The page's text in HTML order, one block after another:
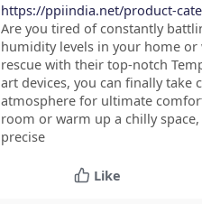
https://ppiindia.net/product-
Are you tired of constantly
humidity levels in your home or
rescue with their top-notch
art devices, you can finally
atmosphere for ultimate
room or warm up a chilly
precise
Like